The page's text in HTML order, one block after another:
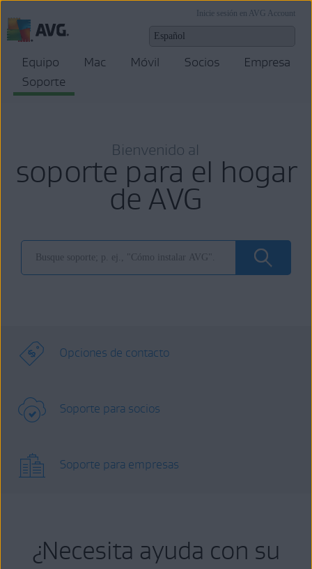
Inicie sesión en AVG Account
Equipo Mac Móvil Socios
Empresa
Soporte
Bienvenido al
soporte para el hogar
de AVG
Opciones de contacto
Soporte para socios
Soporte para empresas
¿Necesita ayuda con su